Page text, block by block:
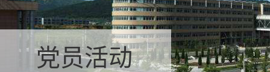
党员活动